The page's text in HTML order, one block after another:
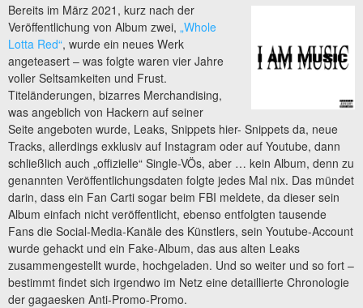
Bereits im März 2021, kurz nach der
Veröffentlichung von Album zwei, „Whole
Lotta Red“, wurde ein neues Werk
angeteasert – was folgte waren vier Jahre
voller Seltsamkeiten und Frust.
Titeländerungen, bizarres Merchandising,
was angeblich von Hackern auf seiner
Seite angeboten wurde, Leaks, Snippets hier- Snippets da, neue
Tracks, allerdings exklusiv auf Instagram oder auf Youtube, dann
schließlich auch „offizielle“ Single-VÖs, aber … kein Album, denn zu
genannten Veröffentlichungsdaten folgte jedes Mal nix. Das mündet
darin, dass ein Fan Carti sogar beim FBI meldete, da dieser sein
Album einfach nicht veröffentlicht, ebenso entfolgten tausende
Fans die Social-Media-Kanäle des Künstlers, sein Youtube-Account
wurde gehackt und ein Fake-Album, das aus alten Leaks
zusammengestellt wurde, hochgeladen. Und so weiter und so fort –
bestimmt findet sich irgendwo im Netz eine detaillierte Chronologie
der gagaesken Anti-Promo-Promo.